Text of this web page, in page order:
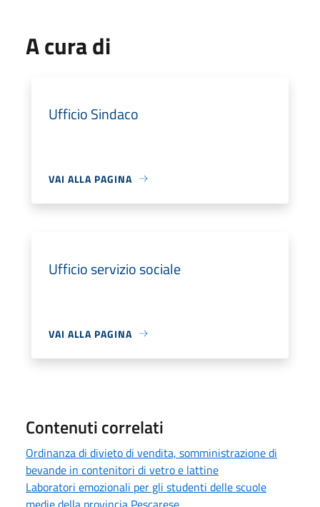
A cura di
Ufficio Sindaco
VAI ALLA PAGINA
Ufficio servizio sociale
VAI ALLA PAGINA
Contenuti correlati
Ordinanza di divieto di vendita, somministrazione di
bevande in contenitori di vetro e lattine
Laboratori emozionali per gli studenti delle scuole